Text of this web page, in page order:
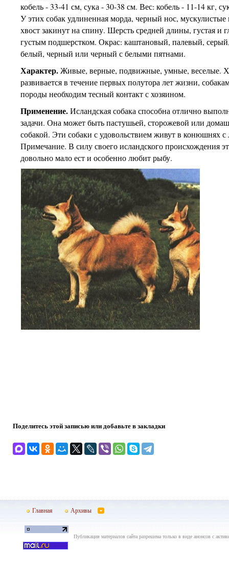
кобель - 33-41 см, сука - 30-38 см. Вес: кобель - 11-14 кг,
У этих собак удлиненная морда, черный нос, мускулистые
хвост закинут на спину. Шерсть средней длины, густая и
густым подшерстком. Окрас: каштановый, палевый,
белый, черный или черный с белыми пятнами.
Характер.Живые, верные, подвижные, умные, веселые.
развивается в течение первых полутора лет жизни,
породы необходим тесный контакт с хозяином.
Применение.Исландская собака способна отлично
задачи. Она может быть пастушьей, сторожевой или
собакой. Эти собаки с удовольствием живут в конюшнях
Примечание. В силу своего исландского происхождения
довольно мало ест и особенно любит рыбу.
Поделитесь этой записью или добавьте в закладки
Главная Архивы
Публикация материалов сайта разрешена только в виде анонсов с